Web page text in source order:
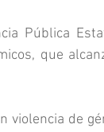
Pública
que
violencia de